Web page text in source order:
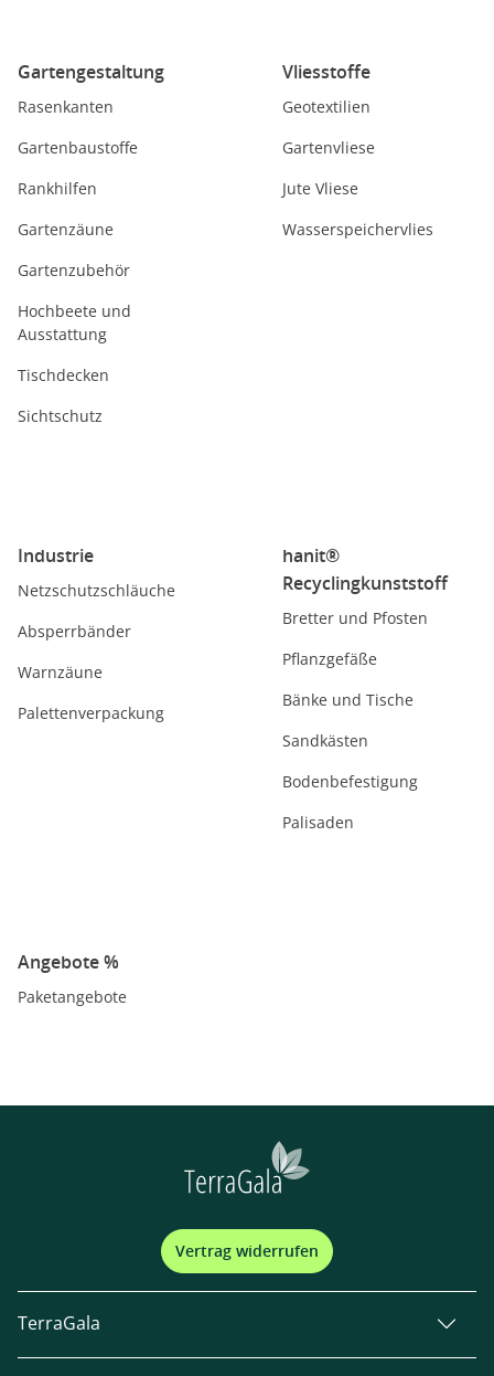
Gartengestaltung
Rasenkanten
Gartenbaustoffe
Rankhilfen
Gartenzäune
Gartenzubehör
Hochbeete und
Ausstattung
Tischdecken
Sichtschutz
Vliesstoffe
Geotextilien
Gartenvliese
Jute Vliese
Wasserspeichervlies
Industrie
Netzschutzschläuche
Absperrbänder
Warnzäune
Palettenverpackung
hanit®
Recyclingkunststoff
Bretter und Pfosten
Pflanzgefäße
Bänke und Tische
Sandkästen
Bodenbefestigung
Palisaden
Angebote %
Paketangebote
Vertrag widerrufen
TerraGala